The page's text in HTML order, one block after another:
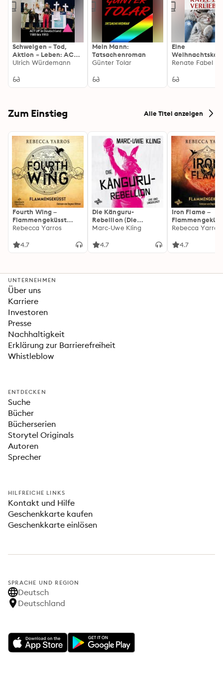
Schweigen = Tod,
Aktion = Leben: ACT
UP in Deutschland
Ulrich Würdemann
Mein Mann:
Tatsachenroman
Günter Tolar
Eine
Verlieben:
Renate Fabel
Zum Einstieg Alle Titel anzeigen
Fourth Wing –
Flammengeküsst
(Flammengeküsst-
Rebecca Yarros
4.7
Die Känguru-
Rebellion (Die
Känguru-Werke 5)
Marc-Uwe Kling
4.7
Iron Flame –
heißersehnte
Rebecca Yarros
4.7
UNTERNEHMEN
Über uns
Karriere
Investoren
Presse
Nachhaltigkeit
Erklärung zur Barrierefreiheit
Whistleblow
ENTDECKEN
Suche
Bücher
Bücherserien
Storytel Originals
Autoren
Sprecher
HILFREICHE LINKS
Kontakt und Hilfe
Geschenkkarte kaufen
Geschenkkarte einlösen
SPRACHE UND REGION
Deutsch
Deutschland